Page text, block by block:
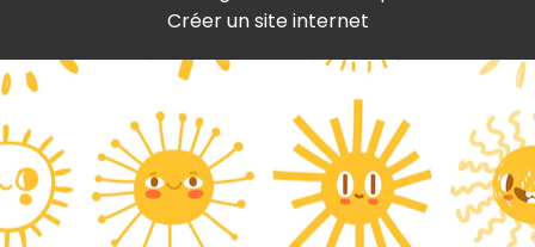
Créer un site internet